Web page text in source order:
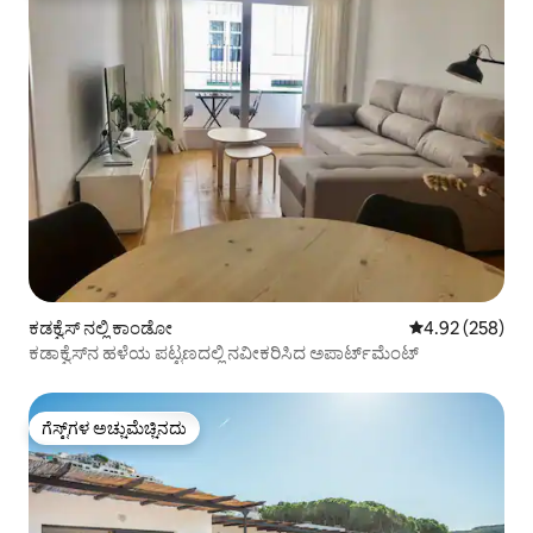
ಕಡಕ್ವೆಸ್ ನಲ್ಲಿ ಕಾಂಡೋ 5 ರಲ್ಲಿ 4.92
4.92 (258)
ಕಡಾಕ್ವೆಸ್‌ನ ಹಳೆಯ ಪಟ್ಟಣದಲ್ಲಿ ನವೀಕರಿಸಿದ ಅಪಾರ್ಟ್‌ಮೆಂಟ್
ಗೆಸ್ಟ್‌ಗಳ ಅಚ್ಚುಮೆಚ್ಚಿನದು
ಗೆಸ್ಟ್‌ಗಳ ಅಚ್ಚುಮೆಚ್ಚಿನದು